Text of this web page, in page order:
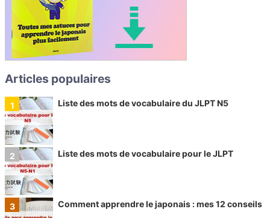
Articles populaires
Liste des mots de vocabulaire du JLPT N5
Liste des mots de vocabulaire pour le JLPT
Comment apprendre le japonais : mes 12 conseils